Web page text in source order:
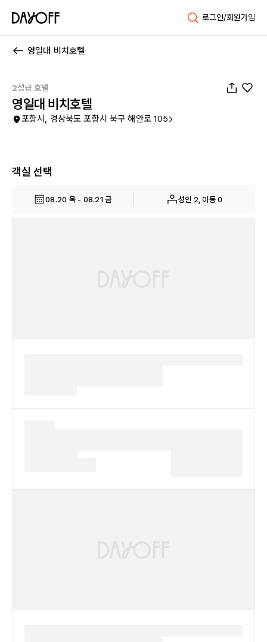
로그인/회원가입
영일대 비치호텔
2성급 호텔
영일대 비치호텔
포항시, 경상북도 포항시 북구 해안로 105
객실 선택
08.20 목 - 08.21 금 성인 2, 아동 0